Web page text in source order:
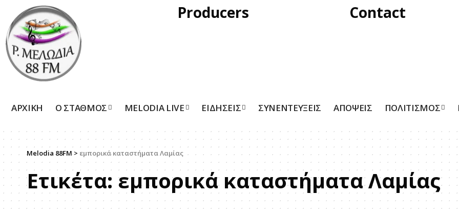
Producers Contact
ΑΡΧΙΚΗ Ο ΣΤΑΘΜΟΣ MELODIA LIVE ΕΙΔΗΣΕΙΣ ΣΥΝΕΝΤΕΥΞΕΙΣ ΑΠΟΨΕΙΣ ΠΟΛΙΤΙΣΜΟΣ
Melodia 88FM> εμπορικά καταστήματα Λαμίας
Ετικέτα: εμπορικά καταστήματα Λαμίας